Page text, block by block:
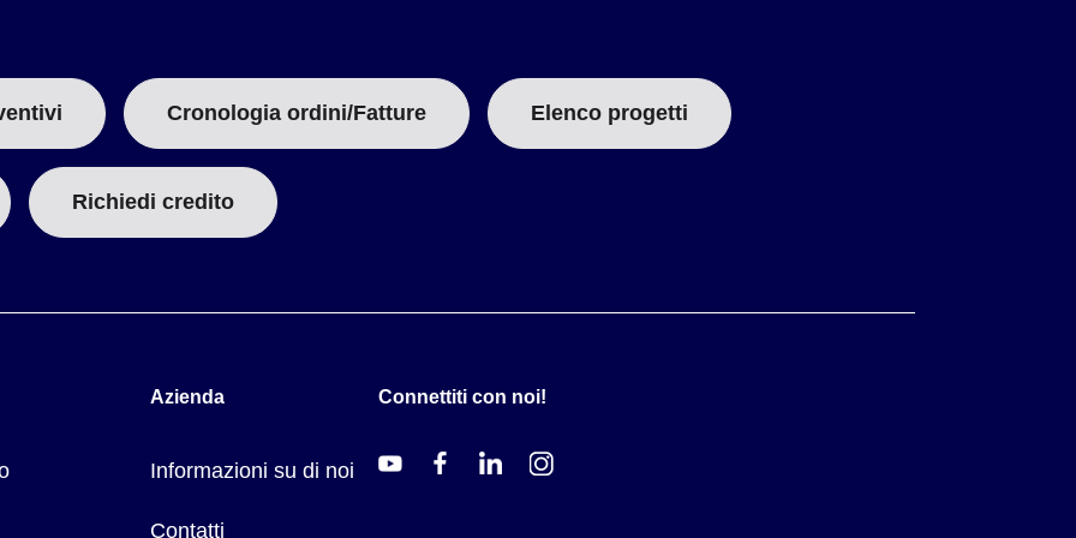
rame e guarnizione (SV242 acetalico aggiuntivo) (SV271: alluminio, acetalico, acciaio inossidabile, rame e guarnizione)
Vac Classe H)
Cronologia ordini/Fatture Elenco progetti
Richiedi credito
Azienda
Informazioni su di noi
Contatti
Connettiti con noi!